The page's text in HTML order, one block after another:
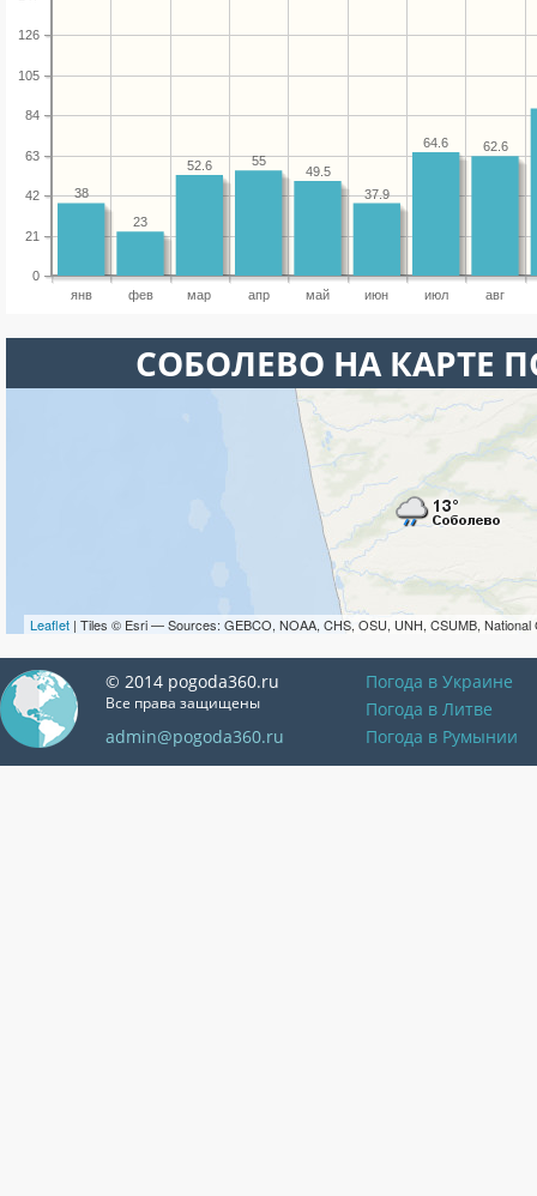
янв фев мар апр май июн июл авг
0
21
42
63
84
105
126
62.6
64.6
37.9
49.5
55
52.6
23
38
СОБОЛЕВО НА КАРТЕ
Leaflet | Tiles © Esri — Sources: GEBCO, NOAA, CHS, OSU, UNH, CSUMB, National
© 2014 pogoda360.ru
Все права защищены
admin@pogoda360.ru
Погода в Украине
Погода в Литве
Погода в Румынии